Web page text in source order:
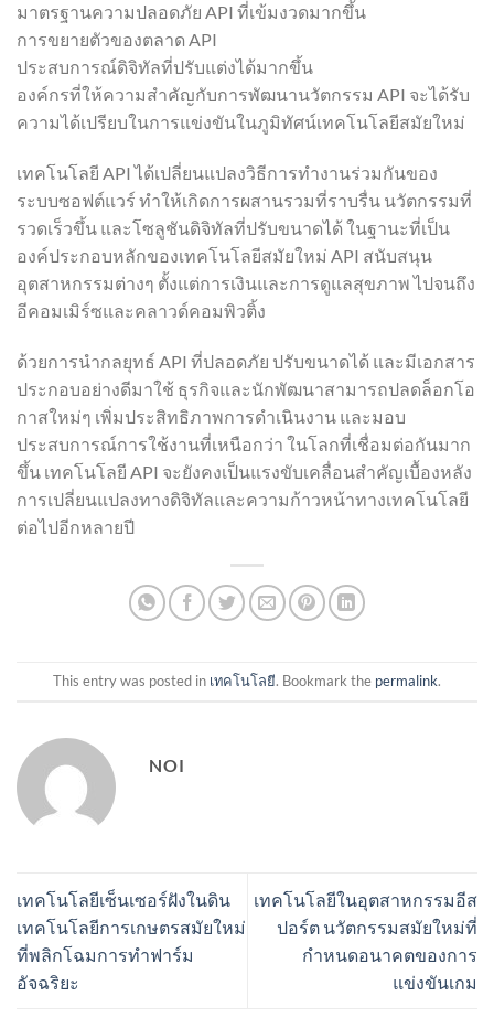
มาตรฐานความปลอดภัย API ที่เข้มงวดมากขึ้น
การขยายตัวของตลาด API
ประสบการณ์ดิจิทัลที่ปรับแต่งได้มากขึ้น
องค์กรที่ให้ความสำคัญกับการพัฒนานวัตกรรม API จะได้รับ
ความได้เปรียบในการแข่งขันในภูมิทัศน์เทคโนโลยีสมัยใหม่
เทคโนโลยี API ได้เปลี่ยนแปลงวิธีการทำงานร่วมกันของ
ระบบซอฟต์แวร์ ทำให้เกิดการผสานรวมที่ราบรื่น นวัตกรรมที่
รวดเร็วขึ้น และโซลูชันดิจิทัลที่ปรับขนาดได้ ในฐานะที่เป็น
องค์ประกอบหลักของเทคโนโลยีสมัยใหม่ API สนับสนุน
อุตสาหกรรมต่างๆ ตั้งแต่การเงินและการดูแลสุขภาพ ไปจนถึง
อีคอมเมิร์ซและคลาวด์คอมพิวติ้ง
ด้วยการนำกลยุทธ์ API ที่ปลอดภัย ปรับขนาดได้ และมีเอกสาร
ประกอบอย่างดีมาใช้ ธุรกิจและนักพัฒนาสามารถปลดล็อกโอ
กาสใหม่ๆ เพิ่มประสิทธิภาพการดำเนินงาน และมอบ
ประสบการณ์การใช้งานที่เหนือกว่า ในโลกที่เชื่อมต่อกันมาก
ขึ้น เทคโนโลยี API จะยังคงเป็นแรงขับเคลื่อนสำคัญเบื้องหลัง
การเปลี่ยนแปลงทางดิจิทัลและความก้าวหน้าทางเทคโนโลยี
ต่อไปอีกหลายปี
This entry was posted in เทคโนโลยี. Bookmark the permalink.
NOI
เทคโนโลยีเซ็นเซอร์ฝังในดิน
เทคโนโลยีการเกษตรสมัยใหม่
ที่พลิกโฉมการทำฟาร์ม
อัจฉริยะ
เทคโนโลยีในอุตสาหกรรมอีส
ปอร์ต นวัตกรรมสมัยใหม่ที่
กำหนดอนาคตของการ
แข่งขันเกม